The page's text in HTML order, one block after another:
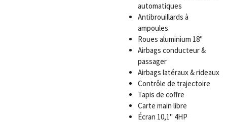
automatiques
Antibrouillards à
ampoules
Roues aluminium 18"
Airbags conducteur &
passager
Airbags latéraux & rideaux
Contrôle de trajectoire
Tapis de coffre
Carte main libre
Écran 10,1" 4HP